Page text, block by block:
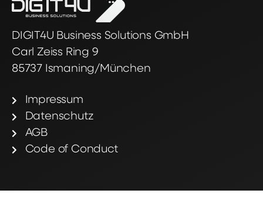
DIGIT4U Business Solutions GmbH
Carl Zeiss Ring 9
85737 Ismaning/München
Impressum
Datenschutz
AGB
Code of Conduct